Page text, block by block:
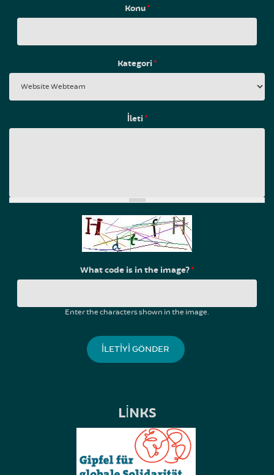
Konu*
Kategori*
İleti*
What code is in the image?*
Enter the characters shown in the image.
LINKS